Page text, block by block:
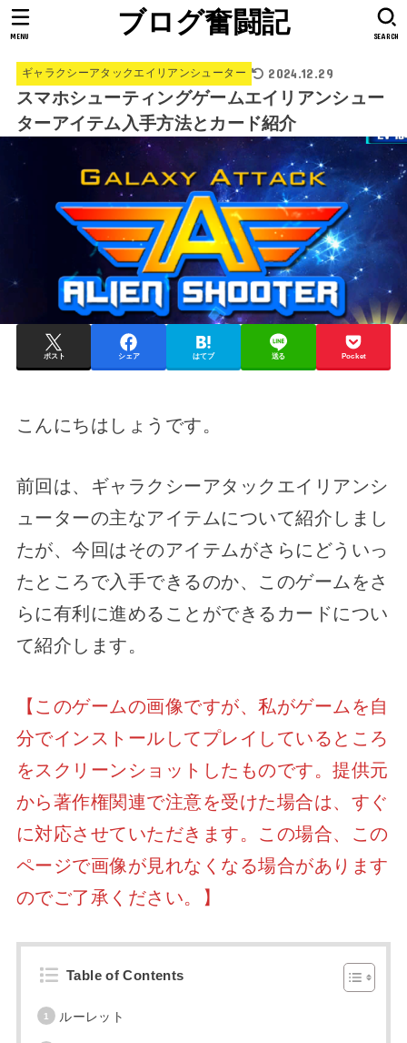
ブログ奮闘記 SEARCH
MENU
ギャラクシーアタックエイリアンシューター 2024.12.29
スマホシューティングゲームエイリアンシュー
ターアイテム入手方法とカード紹介
ポスト シェア はてブ 送る Pocket
こんにちはしょうです。
前回は、ギャラクシーアタックエイリアンシ
ューターの主なアイテムについて紹介しまし
たが、今回はそのアイテムがさらにどういっ
たところで入手できるのか、このゲームをさ
らに有利に進めることができるカードについ
て紹介します。
【このゲームの画像ですが、私がゲームを自
分でインストールしてプレイしているところ
をスクリーンショットしたものです。提供元
から著作権関連で注意を受けた場合は、すぐ
に対応させていただきます。この場合、この
ページで画像が見れなくなる場合があります
のでご了承ください。】
Table of Contents
ルーレット